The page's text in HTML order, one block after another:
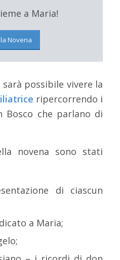
a Maria!
Novena
sarà possibile vivere la
ripercorrendo i
Bosco che parlano di
novena sono stati
di ciascun
a Maria;